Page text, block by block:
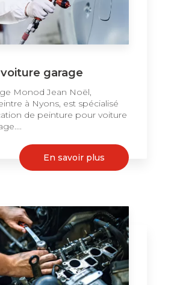
garage
Monod Jean Noël,
à Nyons, est spécialisé
de peinture pour voiture
En savoir plus